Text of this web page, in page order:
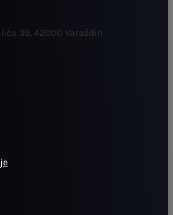
39, 42000 Varaždin